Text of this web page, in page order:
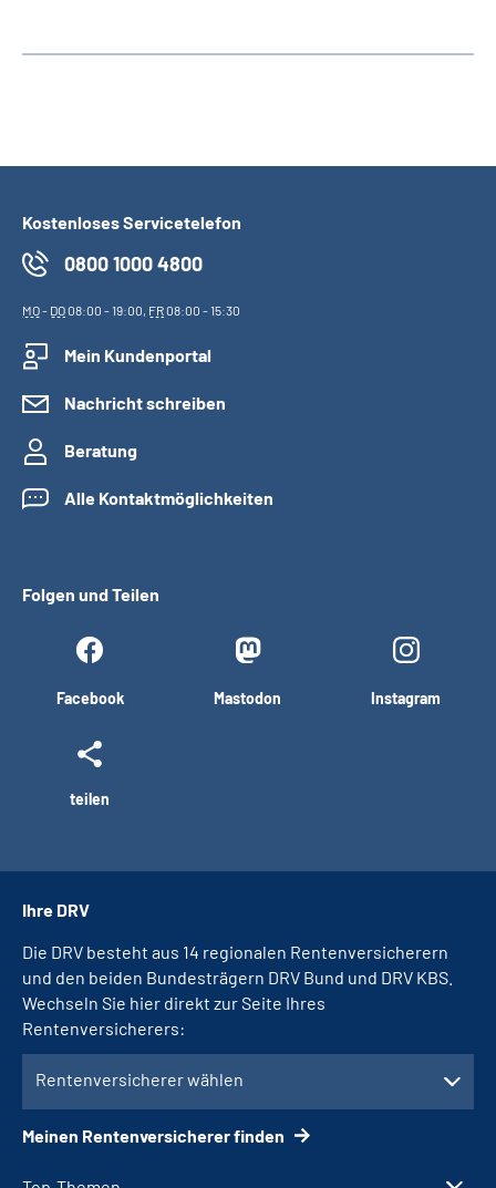
Kostenloses Servicetelefon
0800 1000 4800
MO- DO08:00 - 19:00, FR08:00 - 15:30
Mein Kundenportal
Nachricht schreiben
Beratung
Alle Kontaktmöglichkeiten
Folgen und Teilen
Facebook Mastodon Instagram
teilen
Ihre DRV
Die DRV besteht aus 14 regionalen Rentenversicherern
und den beiden Bundesträgern DRV Bund und DRV KBS.
Wechseln Sie hier direkt zur Seite Ihres
Rentenversicherers:
Rentenversicherer wählen
Meinen Rentenversicherer finden